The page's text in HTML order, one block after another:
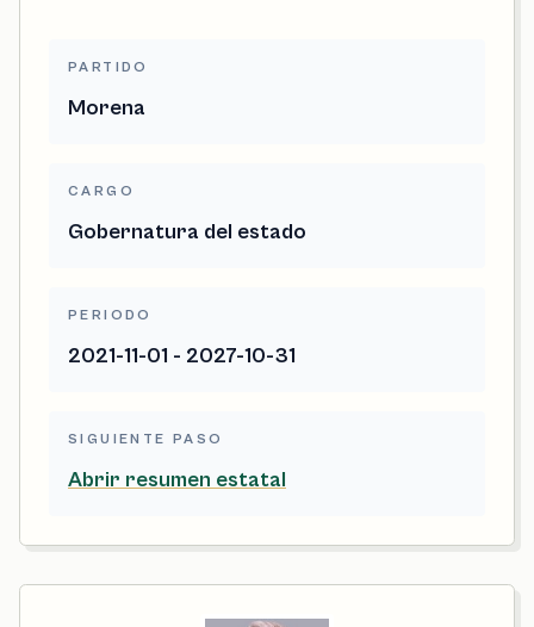
PARTIDO
Morena
CARGO
Gobernatura del estado
PERIODO
2021-11-01 - 2027-10-31
SIGUIENTE PASO
Abrir resumen estatal